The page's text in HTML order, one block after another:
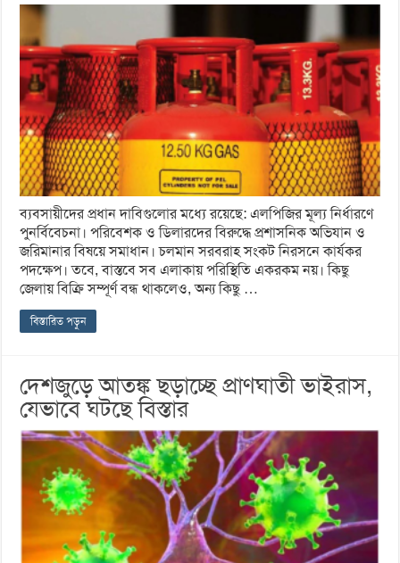
ব্যবসায়ীদের প্রধান দাবিগুলোর মধ্যে রয়েছে: এলপিজির মূল্য নির্ধারণে
পুনর্বিবেচনা। পরিবেশক ও ডিলারদের বিরুদ্ধে প্রশাসনিক অভিযান ও
জরিমানার বিষয়ে সমাধান। চলমান সরবরাহ সংকট নিরসনে কার্যকর
পদক্ষেপ। তবে, বাস্তবে সব এলাকায় পরিস্থিতি একরকম নয়। কিছু
জেলায় বিক্রি সম্পূর্ণ বন্ধ থাকলেও, অন্য কিছু …
বিস্তারিত পড়ুন
দেশজুড়ে আতঙ্ক ছড়াচ্ছে প্রাণঘাতী ভাইরাস,
যেভাবে ঘটছে বিস্তার